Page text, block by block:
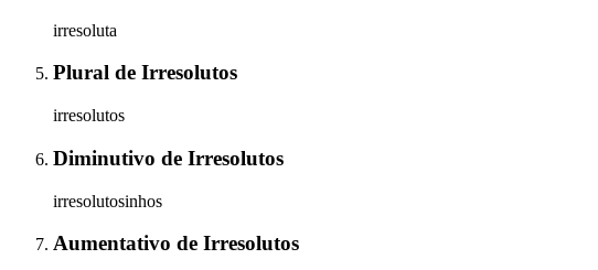
irresoluta
Plural de Irresolutos
irresolutos
Diminutivo de Irresolutos
irresolutosinhos
Aumentativo de Irresolutos